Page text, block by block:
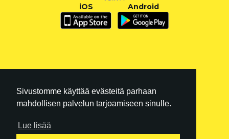
Sivustomme käyttää evästeitä parhaan
mahdollisen palvelun tarjoamiseen sinulle.
Lue lisää
iOS Android